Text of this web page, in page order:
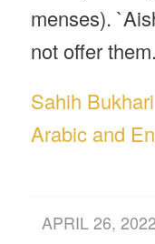
menses).
not offer them.
Sahih
Arabic and
APRIL 26, 2022
/